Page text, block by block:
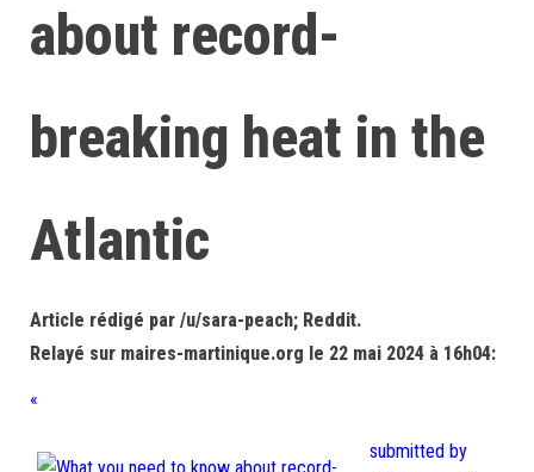
about record-
breaking heat in the
Atlantic
Article rédigé par /u/sara-peach; Reddit.
Relayé sur maires-martinique.org le 22 mai 2024 à 16h04:
«
submitted by